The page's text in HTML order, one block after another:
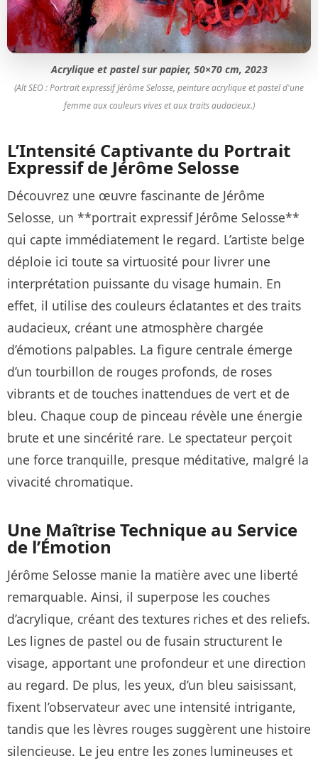
Acrylique et pastel sur papier, 50×70 cm, 2023
(Alt SEO : Portrait expressif Jérôme Selosse, peinture acrylique et pastel d'une
femme aux couleurs vives et aux traits audacieux.)
L’Intensité Captivante du Portrait
Expressif de Jérôme Selosse
Découvrez une œuvre fascinante de Jérôme
Selosse, un **portrait expressif Jérôme Selosse**
qui capte immédiatement le regard. L’artiste belge
déploie ici toute sa virtuosité pour livrer une
interprétation puissante du visage humain. En
effet, il utilise des couleurs éclatantes et des traits
audacieux, créant une atmosphère chargée
d’émotions palpables. La figure centrale émerge
d’un tourbillon de rouges profonds, de roses
vibrants et de touches inattendues de vert et de
bleu. Chaque coup de pinceau révèle une énergie
brute et une sincérité rare. Le spectateur perçoit
une force tranquille, presque méditative, malgré la
vivacité chromatique.
Une Maîtrise Technique au Service
de l’Émotion
Jérôme Selosse manie la matière avec une liberté
remarquable. Ainsi, il superpose les couches
d’acrylique, créant des textures riches et des reliefs.
Les lignes de pastel ou de fusain structurent le
visage, apportant une profondeur et une direction
au regard. De plus, les yeux, d’un bleu saisissant,
fixent l’observateur avec une intensité intrigante,
tandis que les lèvres rouges suggèrent une histoire
silencieuse. Le jeu entre les zones lumineuses et